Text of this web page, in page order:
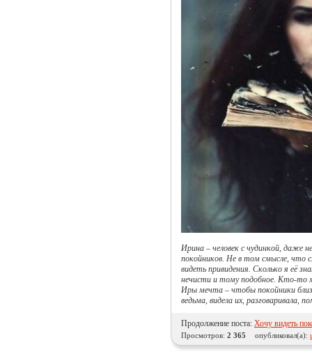
Ирина – человек с чудинкой, даже
покойников. Не в том смысле, что
видеть привидения. Сколько я её
нечисти и тому подобное. Кто-то
Иры мечта – чтобы покойники
ведьма, видела их, разговаривала,
Продолжение поста: Хочу видеть
Просмотров: 2 365 опубликовал(а):